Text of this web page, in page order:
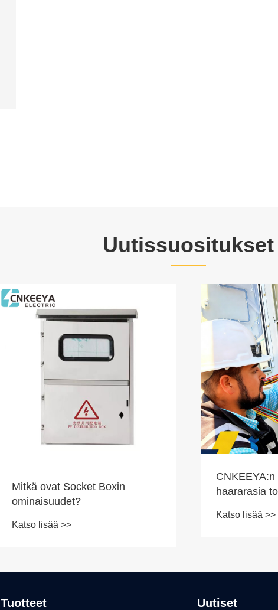
Uutissuositukset
Mitkä ovat Socket Boxin
ominaisuudet?
Katso lisää >>
haararasia
sähköverkkoa
Katso lisää >>
Tuotteet Uutiset